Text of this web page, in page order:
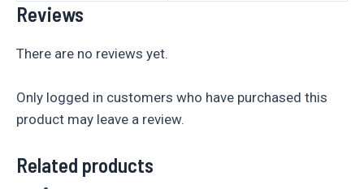
Reviews
There are no reviews yet.
Only logged in customers who have purchased this
product may leave a review.
Related products